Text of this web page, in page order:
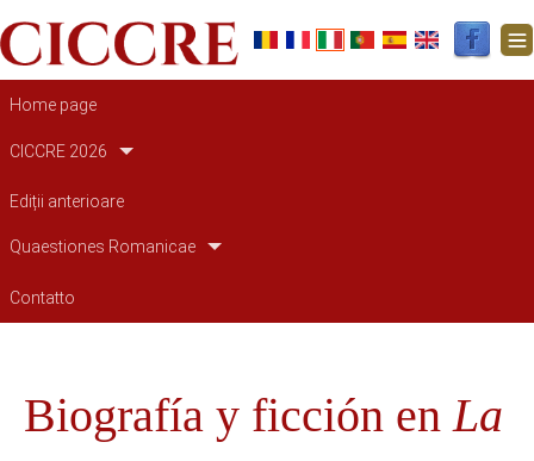
Navigazione principale
Home page
CICCRE 2026
Ediții anterioare
Quaestiones Romanicae
Contatto
Biografía y ficción en La